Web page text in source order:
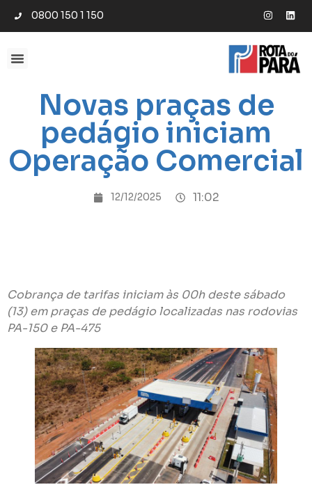
0800 150 1 150
Novas praças de
pedágio iniciam
Operação Comercial
12/12/2025 11:02
Cobrança de tarifas iniciam às 00h deste sábado
(13) em praças de pedágio localizadas nas rodovias
PA-150 e PA-475